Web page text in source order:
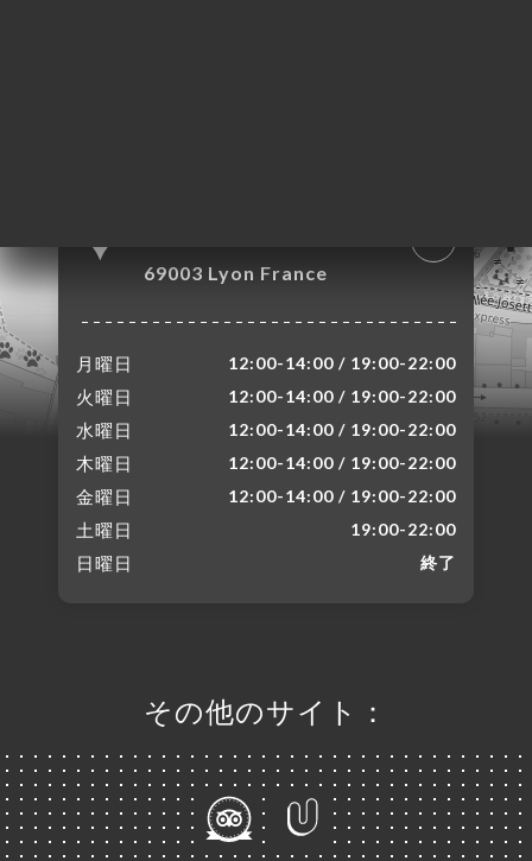
69003 Lyon France
月曜日 12:00-14:00 / 19:00-22:00
火曜日 12:00-14:00 / 19:00-22:00
水曜日 12:00-14:00 / 19:00-22:00
木曜日 12:00-14:00 / 19:00-22:00
金曜日 12:00-14:00 / 19:00-22:00
土曜日 19:00-22:00
日曜日 終了
その他のサイト：